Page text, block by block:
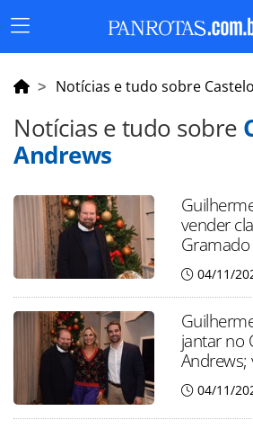
Menu
Principal
Notícias e tudo sobre
Notícias e tudo sobre
Andrews
vender
Gramado
04/11/
jantar no
Andrews;
04/11/